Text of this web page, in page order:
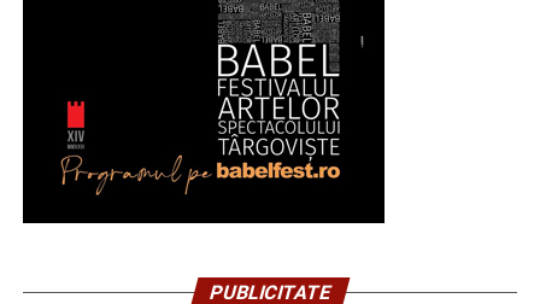
PUBLICITATE